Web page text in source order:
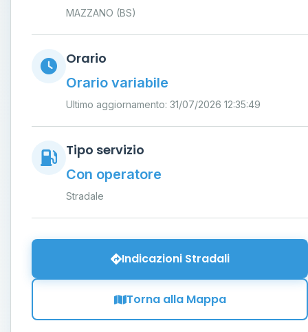
MAZZANO (BS)
Orario
Orario variabile
Ultimo aggiornamento: 31/07/2026 12:35:49
Tipo servizio
Con operatore
Stradale
Indicazioni Stradali
Torna alla Mappa